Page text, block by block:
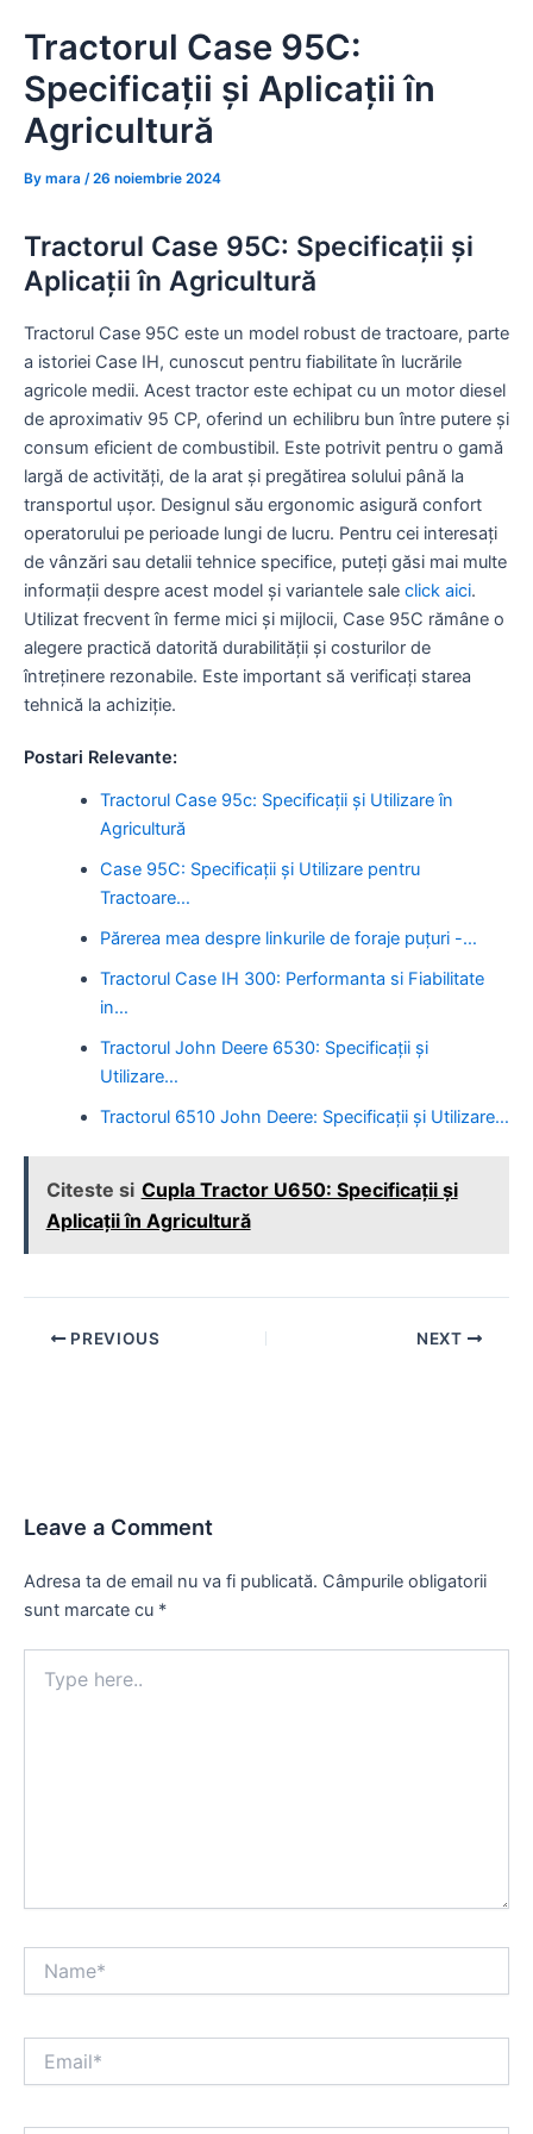
content
Tractorul Case 95C:
Specificații și Aplicații în
Agricultură
By mara /26 noiembrie 2024
Tractorul Case 95C: Specificații și
Aplicații în Agricultură
Tractorul Case 95C este un model robust de tractoare, parte
a istoriei Case IH, cunoscut pentru fiabilitate în lucrările
agricole medii. Acest tractor este echipat cu un motor diesel
de aproximativ 95 CP, oferind un echilibru bun între putere și
consum eficient de combustibil. Este potrivit pentru o gamă
largă de activități, de la arat și pregătirea solului până la
transportul ușor. Designul său ergonomic asigură confort
operatorului pe perioade lungi de lucru. Pentru cei interesați
de vânzări sau detalii tehnice specifice, puteți găsi mai multe
informații despre acest model și variantele sale click aici.
Utilizat frecvent în ferme mici și mijlocii, Case 95C rămâne o
alegere practică datorită durabilității și costurilor de
întreținere rezonabile. Este important să verificați starea
tehnică la achiziție.
Postari Relevante:
Tractorul Case 95c: Specificații și Utilizare în
Agricultură
Case 95C: Specificații și Utilizare pentru
Tractoare…
Părerea mea despre linkurile de foraje puțuri -…
Tractorul Case IH 300: Performanta si Fiabilitate
in…
Tractorul John Deere 6530: Specificații și
Utilizare…
Tractorul 6510 John Deere: Specificații și Utilizare…
Citeste si Cupla Tractor U650: Specificații și
Aplicații în Agricultură
Post PREVIOUS NEXT
Leave a Comment
Adresa ta de email nu va fi publicată. Câmpurile obligatorii
sunt marcate cu *
here..